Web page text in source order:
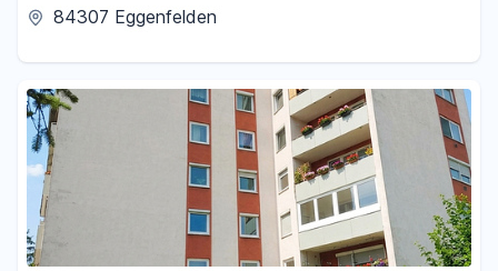
zu vermieten -734qm
84307 Eggenfelden